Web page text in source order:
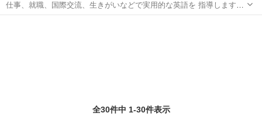
仕事、就職、国際交流、生きがいなどで実用的な英語を 指導します。
教室、Cafe,Fax,Letterで始めませんか。 忙しい方も、遠方の方も学べ
全30件中 1-30件表示